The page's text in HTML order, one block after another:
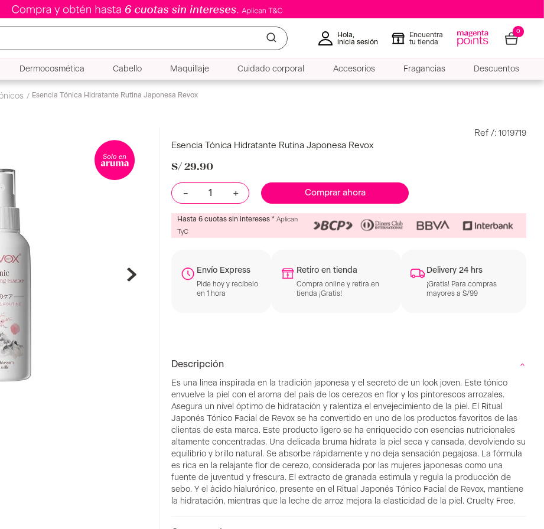
Hola,
inicia sesión
Encuentra
tu tienda
0
Dermocosmética Cabello Maquillaje Cuidado corporal Accesorios Fragancias Descuentos
Esencia Tónica Hidratante Rutina Japonesa Revox
: 1019719
Esencia Tónica Hidratante Rutina Japonesa Revox
S/ 29.90
＋
－ Comprar ahora
Hasta 6 cuotas sin intereses * Aplican
TyC
Envío Express
Pide hoy y recíbelo
en 1 hora
Retiro en tienda
Compra online y retira en
tienda ¡Gratis!
Delivery 24 hrs
¡Gratis! Para compras
mayores a S/99
Descripción
Es una línea inspirada en la tradición japonesa y el secreto de un look joven. Este tónico
envuelve la piel con el aroma del país de los cerezos en flor y los pintorescos arrozales.
Asegura un nivel óptimo de hidratación y ralentiza el envejecimiento de la piel. El Ritual
Japonés Tónico Facial de Revox se ha convertido en uno de los productos favoritos de las
clientas de esta marca. Este producto ligero se ha enriquecido con esencias nutricionales
altamente concentradas. Una delicada bruma hidrata la piel seca y cansada, devolviendo su
equilibrio y brillo natural. Se absorbe rápidamente y no deja sensación pegajosa. La fórmula
es rica en la relajante flor de cerezo, considerada por las mujeres japonesas como una
fuente de juventud y frescura. El extracto de granada estimula y regula la producción de
sebo. Y el ácido hialurónico, presente en el Ritual Japonés Tónico Facial de Revox, mantiene
la hidratación, mientras que la leche de arroz mejora la elasticidad de la piel. Cruelty Free.